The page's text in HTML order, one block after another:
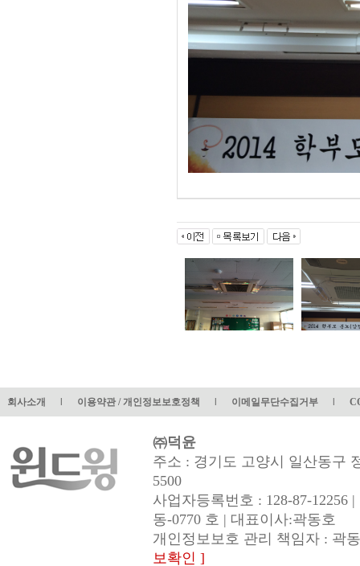
회사소개 이용약관 / 개인정보보호정책 이메일무단수집거부
㈜덕윤
주소 : 경기도 고양시 일산동구
5500
사업자등록번호 : 128-87-12256
동-0770 호 | 대표이사:곽동호
개인정보보호 관리 책임자 : 곽
보확인 ]